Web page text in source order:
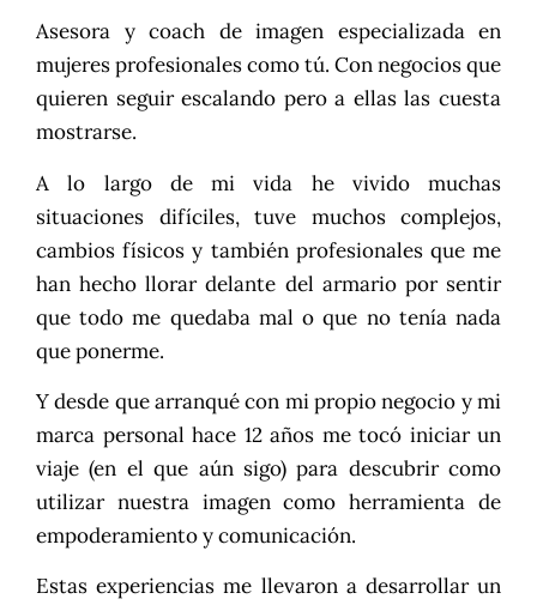
Asesora y coach de imagen especializada en
mujeres profesionales como tú. Con negocios que
quieren seguir escalando pero a ellas las cuesta
mostrarse.
A lo largo de mi vida he vivido muchas
situaciones difíciles, tuve muchos complejos,
cambios físicos y también profesionales que me
han hecho llorar delante del armario por sentir
que todo me quedaba mal o que no tenía nada
que ponerme.
Y desde que arranqué con mi propio negocio y mi
marca personal hace 12 años me tocó iniciar un
viaje (en el que aún sigo) para descubrir como
utilizar nuestra imagen como herramienta de
empoderamiento y comunicación.
Estas experiencias me llevaron a desarrollar un